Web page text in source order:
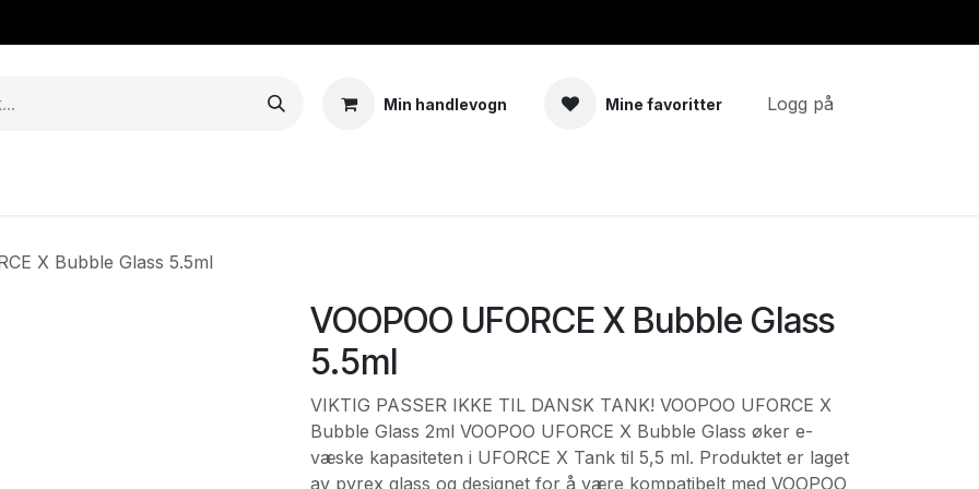
Min handlevogn Mine favoritter Logg på
X Bubble Glass 5.5ml
VOOPOO UFORCE X Bubble Glass
5.5ml
VIKTIG PASSER IKKE TIL DANSK TANK! VOOPOO UFORCE X
Bubble Glass 2ml VOOPOO UFORCE X Bubble Glass øker e-
væske kapasiteten i UFORCE X Tank til 5,5 ml. Produktet er laget
av pyrex glass og designet for å være kompatibelt med VOOPOO